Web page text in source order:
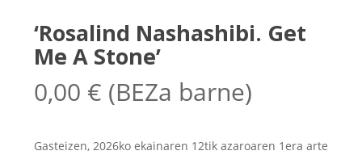
‘Rosalind Nashashibi. Get
Me A Stone’
0,00 € (BEZa barne)
Gasteizen, 2026ko ekainaren 12tik azaroaren 1era arte